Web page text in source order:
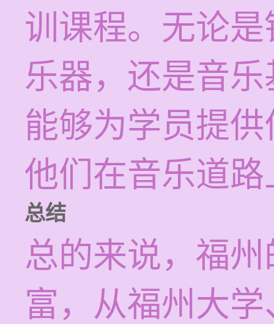
训课程。无论
乐器，还是音
能够为学员提
他们在音乐道
总结
总的来说，福
富，从福州大